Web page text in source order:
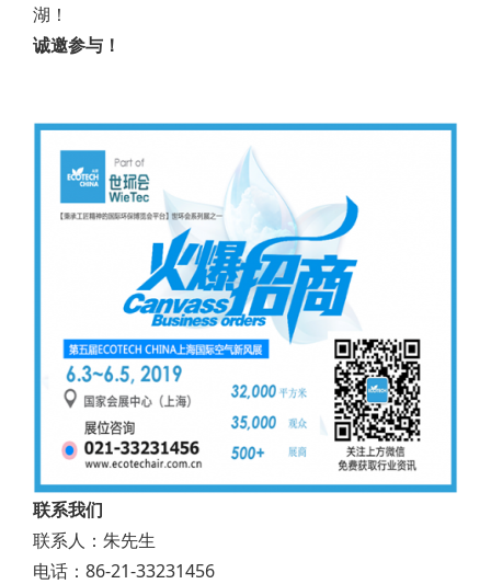
湖！
诚邀参与！
联系我们
联系人：朱先生
电话：86-21-33231456